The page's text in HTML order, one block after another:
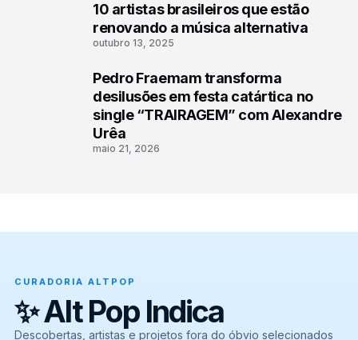
10 artistas brasileiros que estão
renovando a música alternativa
outubro 13, 2025
Pedro Fraemam transforma
desilusões em festa catártica no
single “TRAIRAGEM” com Alexandre
Urêa
maio 21, 2026
CURADORIA ALTPOP
✨ Alt Pop Indica
Descobertas, artistas e projetos fora do óbvio selecionados